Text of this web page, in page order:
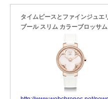
タイムピースとファインジュエ
ブール スリム カラーブロッサム